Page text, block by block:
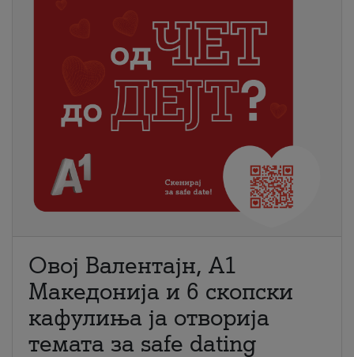
Овој Валентајн, A1
Македонија и 6 скопски
кафулиња ја отворија
темата за safe dating